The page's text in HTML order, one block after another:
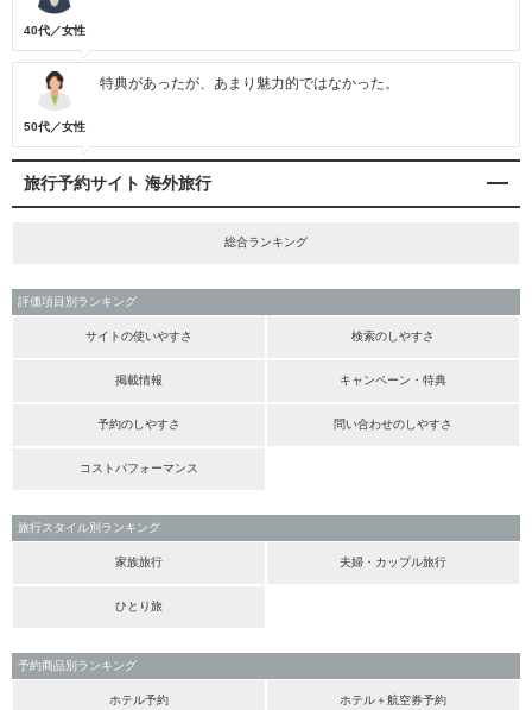
40代／女性
50代／女性
特典があったが、あまり魅力的ではなかった。
旅行予約サイト 海外旅行
総合ランキング
評価項目別ランキング
サイトの使いやすさ 検索のしやすさ
掲載情報 キャンペーン・特典
予約のしやすさ 問い合わせのしやすさ
コストパフォーマンス
旅行スタイル別ランキング
家族旅行 夫婦・カップル旅行
ひとり旅
予約商品別ランキング
ホテル予約 ホテル＋航空券予約